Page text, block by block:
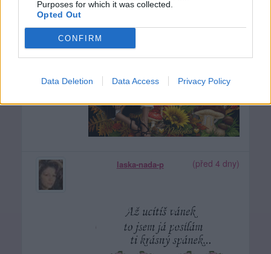
Purposes for which it was collected.
Opted Out
CONFIRM
Data Deletion Data Access Privacy Policy
laska-nada-p (před 4 dny)